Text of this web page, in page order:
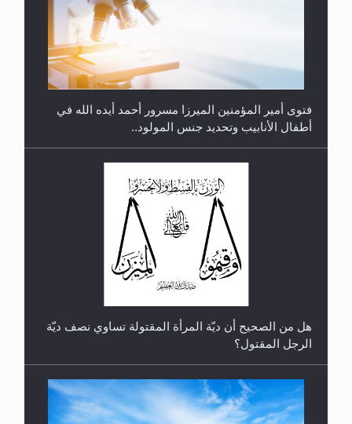
رأيٌ في لغة المسيح الموعود عليه السلام.. 4...
فتوى أمير المؤمنين الميرزا مسرور أحمد أيده الله في
أطفال الأنابيب وتحديد جنس المولود..
هل من الصحيح أن ديّة المرأة المقتولة تساوي نصف ديّة
الرجل المقتول؟